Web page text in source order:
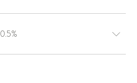
PRE- POSTBIÓTICO - 0.5%